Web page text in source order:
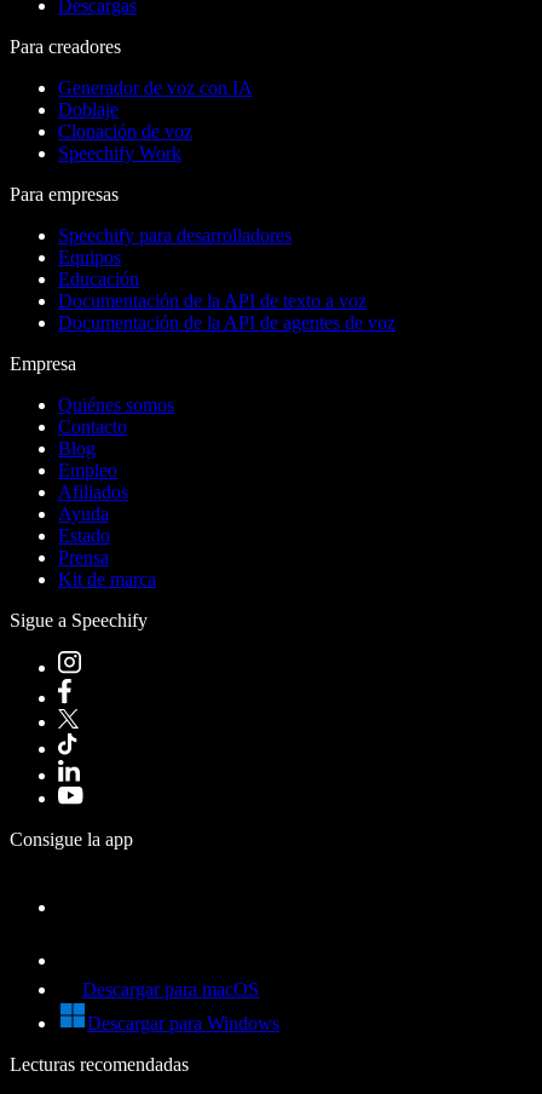
Descargas
Para creadores
Generador de voz con IA
Doblaje
Clonación de voz
Speechify Work
Para empresas
Speechify para desarrolladores
Equipos
Educación
Documentación de la API de texto a voz
Documentación de la API de agentes de voz
Empresa
Quiénes somos
Contacto
Blog
Empleo
Afiliados
Ayuda
Estado
Prensa
Kit de marca
Sigue a Speechify
Consigue la app
Descargar para macOS
Descargar para Windows
Lecturas recomendadas